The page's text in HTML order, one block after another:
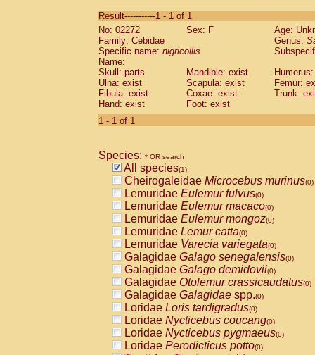
CebidaeSaguinus labiatus(0)
Cebidae Saguinus leucopus (0)
Cebidae
CebidaeSaguinus mystax
Cebidae Saguinus nigricollis (1)
Cebidae Saguinus oedipus
Cebidae Saguinus weddelli
Cebidae Saguinusspp.
Cebidae
CebidaeCebus capucinus
CebidaeCebus nigrivittatus
CebidaeCebus spp.(0)
CebidaeSaimiri boliviensis(0)
CebidaeSaimiri sciureus(0)
AtelidaeAlouatta caraya(0)
AtelidaeAlouatta fusca(0)
AtelidaeAlouatta seniculus(0)
AtelidaeAlouattaspp.(0)
AtelidaeAteles belzebuth(0)
AtelidaeAteles geoffroyi(0)
AtelidaeAteles paniscus(0)
AtelidaeAtelesspp.(0)
AtelidaeLagothrix lagothricha(0)
AtelidaeLagothrix lagothricha cana
PitheciidaeCacajao calvus
Result-----------1 - 1 of 1
No: 02272
Sex: F
Age:
Family: Cebidae
Genus:
Specific name: nigricollis
Name:
Skull: parts
Mandible: exist
Ulna: exist
Scapula: exist
Femur:
Fibula: exist
Coxae: exist
Trunk:
Hand: exist
Foot: exist
1 - 1 of 1
Species: * OR search
All species(1)
Cheirogaleidae Microcebus murinus(0)
Lemuridae Eulemur fulvus(0)
Lemuridae Eulemur macaco(0)
Lemuridae Eulemur mongoz(0)
Lemuridae Lemur catta(0)
Lemuridae Varecia variegata(0)
Galagidae Galago senegalensis(0)
Galagidae Galago demidovii(0)
Galagidae Otolemur crassicaudatus(0)
Galagidae Galagidae spp.(0)
Loridae Loris tardigradus(0)
Loridae Nycticebus coucang(0)
Loridae Nycticebus pygmaeus(0)
Loridae Perodicticus potto(0)